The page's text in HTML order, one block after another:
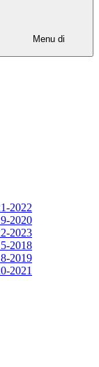
Menu di
2022
2020
2023
2018
2019
2021